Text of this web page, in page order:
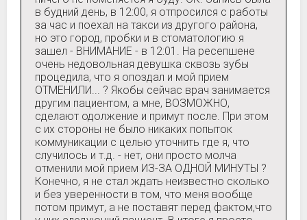
в будний день, в 12:00, я отпросился с работы
за час и поехал на такси из другого района,
но это город, пробки и в стоматологию я
зашел - ВНИМАНИЕ - в 12:01. На ресепшене
очень недовольная девушка сквозь зубы
процедила, что я опоздал и мой прием
ОТМЕНИЛИ... ? Якобы сейчас врач занимается
другим пациентом, а мне, ВОЗМОЖНО,
сделают одолжение и примут после. При этом
с их стороны не было никаких попыток
коммуникации с целью уточнить где я, что
случилось и т.д. - нет, они просто молча
отменили мой прием ИЗ-ЗА ОДНОЙ МИНУТЫ ?
Конечно, я не стал ждать неизвестно сколько
и без уверенности в том, что меня вообще
потом примут, а не поставят перед фактом,что